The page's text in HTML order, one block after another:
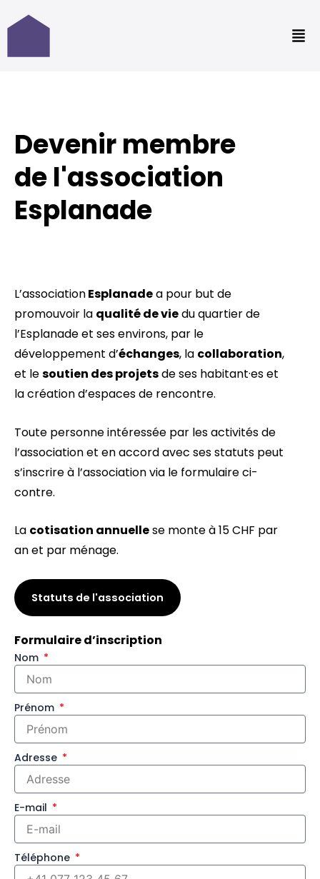
au
Devenir membre
de l'association
Esplanade
L’associationEsplanadea pour but de
promouvoir la qualité de viedu quartier de
l’Esplanade et ses environs, par le
développement d’échanges, la collaboration,
et lesoutien des projetsde ses habitant·es et
la création d’espaces de rencontre.
Toute personne intéressée par les activités de
l’association et en accord avec ses statuts peut
s’inscrire à l’association via le formulaire ci-
contre.
La cotisation annuellese monte à 15 CHF par
an et par ménage.
Statuts de l'association
Formulaire d’inscription
Nom
Prénom
Adresse
E-mail
Téléphone